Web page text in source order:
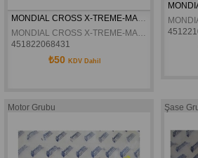
MONDIAL CROSS X-TREME-MAX 150 SOL ELCIK ORJINAL
MONDIAL CROSS X-TREME-MAX 150 SOL ELCIK ORJINAL
451822068431
₺50 KDV Dahil
Motor Grubu Şase